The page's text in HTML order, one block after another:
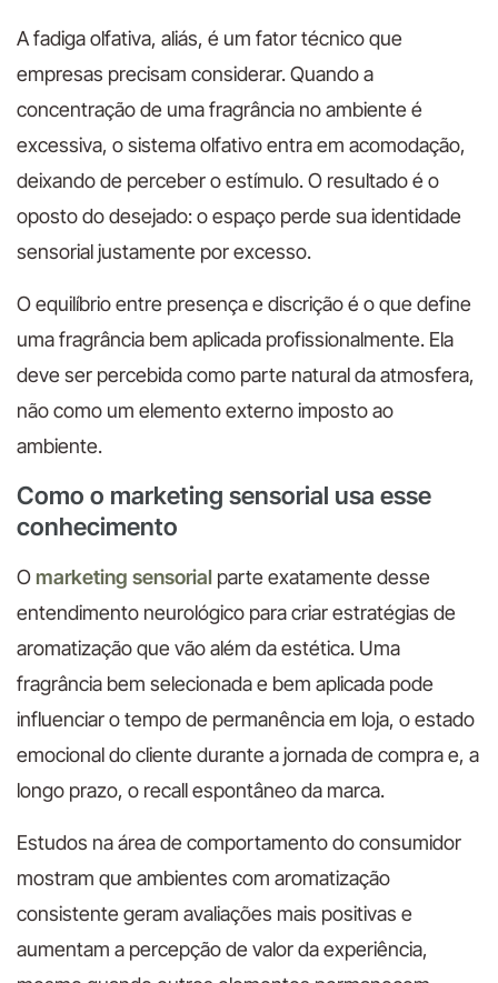
A fadiga olfativa, aliás, é um fator técnico que
empresas precisam considerar. Quando a
concentração de uma fragrância no ambiente é
excessiva, o sistema olfativo entra em acomodação,
deixando de perceber o estímulo. O resultado é o
oposto do desejado: o espaço perde sua identidade
sensorial justamente por excesso.
O equilíbrio entre presença e discrição é o que define
uma fragrância bem aplicada profissionalmente. Ela
deve ser percebida como parte natural da atmosfera,
não como um elemento externo imposto ao
ambiente.
Como o marketing sensorial usa esse
conhecimento
Omarketing sensorial parte exatamente desse
entendimento neurológico para criar estratégias de
aromatização que vão além da estética. Uma
fragrância bem selecionada e bem aplicada pode
influenciar o tempo de permanência em loja, o estado
emocional do cliente durante a jornada de compra e, a
longo prazo, o recall espontâneo da marca.
Estudos na área de comportamento do consumidor
mostram que ambientes com aromatização
consistente geram avaliações mais positivas e
aumentam a percepção de valor da experiência,